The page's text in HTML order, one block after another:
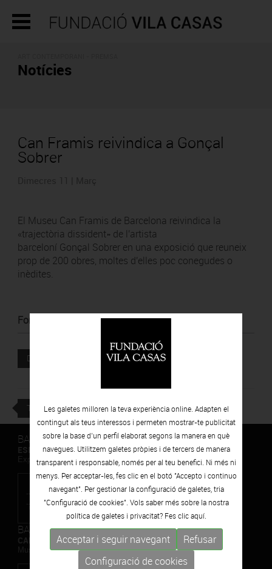
Notícies
Can Framis reivindica a Gonçal
Sobrer
El Museu Can Framis de Barcelona reivindica la
«trajectòria dissident» de l'artista
barceloní Gonçal Sobrer en una exposició que reuneix
prop de 200 obres, moltes d'elles poc conegudes o
inèdites.
Font
DESCARREGAR Document adjunt
TORNAR
BARCELONA
ESPAIS VOLART
Exposicions Temporals d'Art Contemporani
BARCELONA
CAN FRAMIS
Museu de Pintura Contemporània
Les galetes milloren la teva experiència online. Adapten el
contingut als teus interessos i permeten mostrar-te publicitat
sobre la base d’un perfil elaborat segons la manera en què
navegues. Utilitzem galetes pròpies i de tercers de manera
transparent i responsable, només per al teu benefici. Ni més ni
menys. Per acceptar-les, fes clic en el botó "Accepto i continuo
navegant". Per gestionar la configuració de galetes, tria
"Configuració de cookies". Vols saber més sobre la nostra
política de galetes i privacitat? Fes clicaquí.
Acceptar i seguir navegant
Refusar
Configuració de cookies